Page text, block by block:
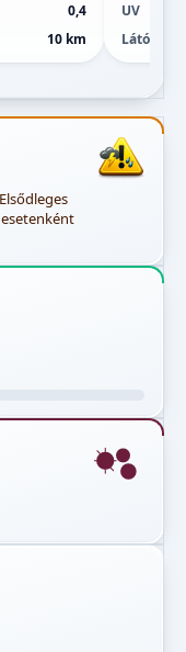
0,4
10 km
UV
Látótáv